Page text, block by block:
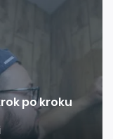
po kroku